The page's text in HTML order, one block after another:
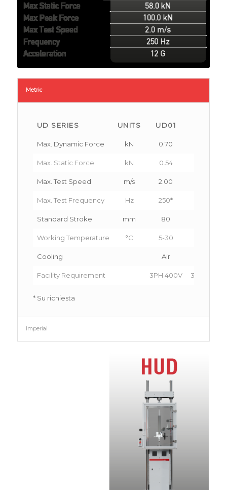
Metric
UD SERIES UNITS UD01
Max. Dynamic Force kN 0.70
Max. Static Force kN 0.54
Max. Test Speed m/s 2.00
Max. Test Frequency Hz 250*
Standard Stroke mm 80
Working Temperature °C 5-30
Cooling Air
Facility Requirement 3PH 400V 3PH 400V
* Su richiesta
Imperial